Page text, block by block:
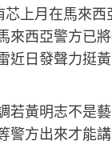
上月在馬來
西亞警方已
日發聲力挺
若黃明志不是
警方出來才能講